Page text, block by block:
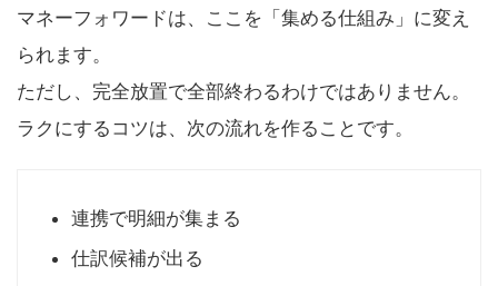
マネーフォワードは、ここを「集める仕組み」に変え
られます。
ただし、完全放置で全部終わるわけではありません。
ラクにするコツは、次の流れを作ることです。
連携で明細が集まる
仕訳候補が出る